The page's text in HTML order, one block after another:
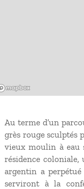
Au terme d’un
grès rouge sculptés
vieux moulin à eau
résidence
argentin a
serviront à la